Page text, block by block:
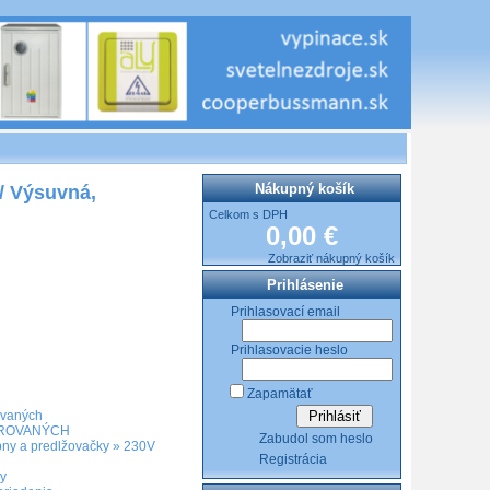
Výsuvná,
a predlžovačky » 230V
Nákupný košík
Celkom s DPH
0,00 €
Zobraziť nákupný košík
Prihlásenie
Prihlasovací email
Prihlasovacie heslo
Zapamätať
Zabudol som heslo
Registrácia